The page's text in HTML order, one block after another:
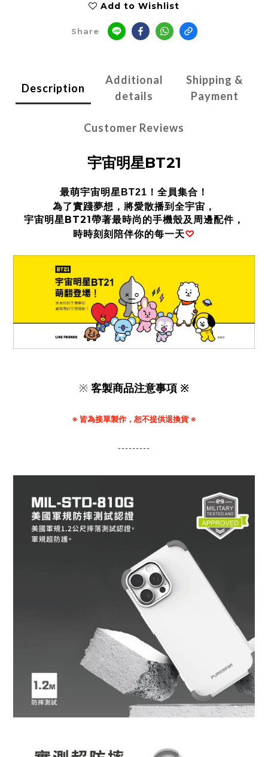
Add to Wishlist
Share
Description
Additional
details
Shipping &
Payment
Customer Reviews
宇宙明星BT21
最萌宇宙明星 BT21 ！全員集合！
為了實踐夢想，將愛散播到全宇宙 ，
宇宙明星 BT21 帶著最時尚的手機殼及周邊配件 ，
時時刻 刻 陪伴你的每一天♡
※ 客製商品注意事項 ※
※ 皆為接單製作，恕不提供退換貨 ※
---------